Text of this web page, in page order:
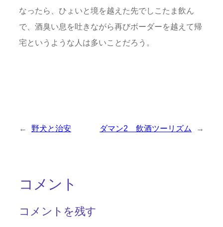
なったら、ひょいと境を越えた先でしこたま飲ん
で、酒臭い息を吐きながら再びボーダーを越えて帰
宅というような人は多いことだろう。
← 野犬と治安 ダマン2 飲酒ツーリズム →
コメント
コメントを残す